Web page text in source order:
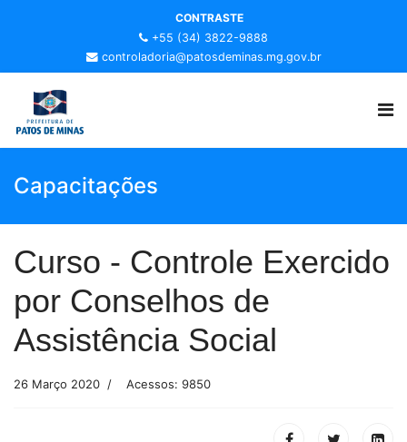
CONTRASTE
+55 (34) 3822-9888
controladoria@patosdeminas.mg.gov.br
Capacitações
Curso - Controle Exercido
por Conselhos de
Assistência Social
26 Março 2020 Acessos: 9850